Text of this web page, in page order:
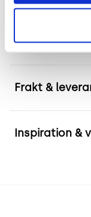
utformad med
stöd och
Frakt &
Inspiration &